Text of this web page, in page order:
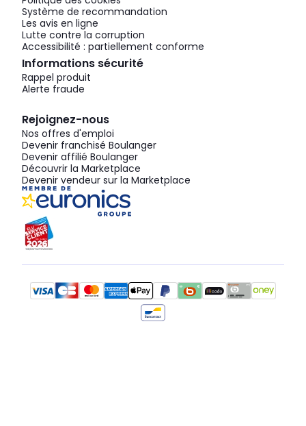
Système de recommandation
Les avis en ligne
Lutte contre la corruption
Accessibilité : partiellement conforme
Informations sécurité
Rappel produit
Alerte fraude
Rejoignez-nous
Nos offres d'emploi
Devenir franchisé Boulanger
Devenir affilié Boulanger
Découvrir la Marketplace
Devenir vendeur sur la Marketplace